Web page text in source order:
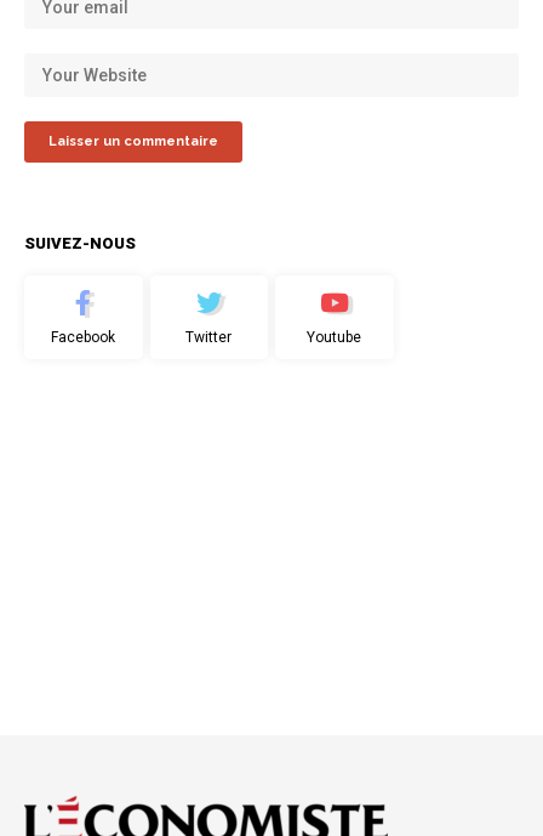
SUIVEZ-NOUS
Facebook Twitter Youtube